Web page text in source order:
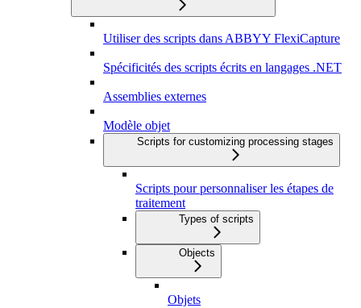
Utiliser des scripts dans ABBYY FlexiCapture
Spécificités des scripts écrits en langages .NET
Assemblies externes
Modèle objet
Scripts for customizing processing stages
Scripts pour personnaliser les étapes de
traitement
Types of scripts
Objects
Objets